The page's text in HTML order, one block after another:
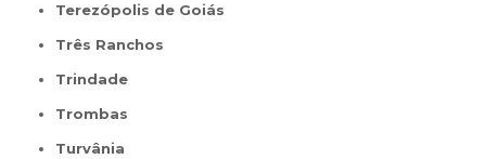
Terezópolis de Goiás
Três Ranchos
Trindade
Trombas
Turvânia